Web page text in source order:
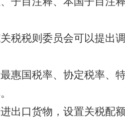
税税则委员会可以提出
惠国税率、协定税率、特
出口货物，设置关税配额